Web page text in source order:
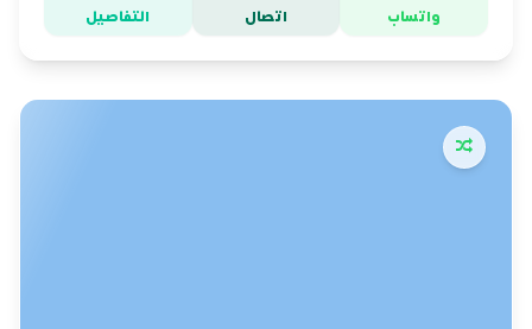
واتساب اتصال التفاصيل